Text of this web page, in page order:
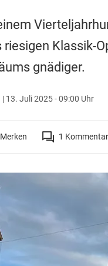
riesigen Klassik-
gnädiger.
| 13. Juli 2025 - 09:00 Uhr
Merken 1 Kommentar